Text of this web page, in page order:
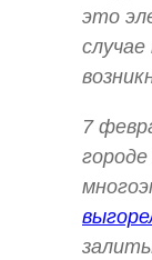
это
7